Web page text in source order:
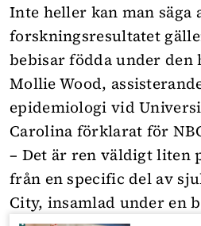
Inte heller kan man säga
forskningsresultatet
bebisar födda under den
Mollie Wood,
epidemiologi vid
Carolina förklarat för
– Det är ren väldigt liten
från en specific del av
City, insamlad under en